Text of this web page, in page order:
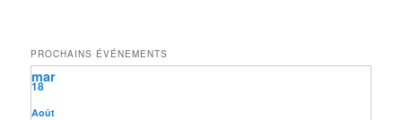
r
c
h
e
PROCHAINS ÉVÉNEMENTS
Août
18
mar